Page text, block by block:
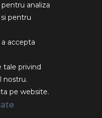
fir
, livrarile se vor
data!!!
analiza
pentru
accepta
tale privind
nostru.
pe website.